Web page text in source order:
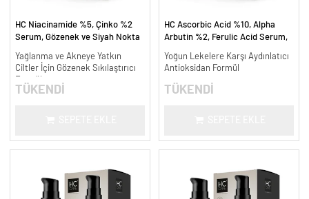
HC Niacinamide %5, Çinko %2
Serum, Gözenek ve Siyah Nokta
30 ml.
Yağlanma ve Akneye Yatkın
Ciltler İçin Gözenek Sıkılaştırıcı
Formül
TÜKENDİ
HC Ascorbic Acid %10, Alpha
Arbutin %2, Ferulic Acid Serum,
ml.
Yoğun Lekelere Karşı Aydınlatıcı
Antioksidan Formül
TÜKENDİ